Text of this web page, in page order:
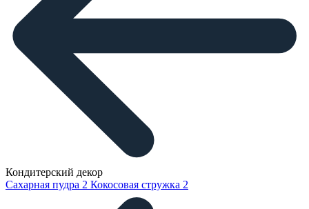
Кондитерский декор
Сахарная пудра 2 Кокосовая стружка 2